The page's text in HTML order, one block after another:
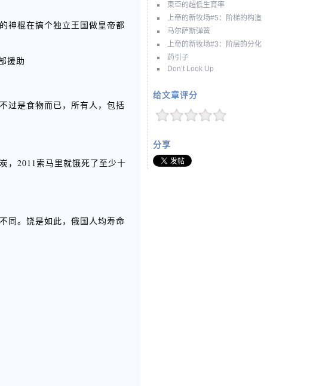
東亞的超低生育率
上帝的新牧场#5：阶梯的构造
马尔萨斯弹簧
上帝的新牧场#3：阶层的分化
药引子
Don’t Look Up
给文章评分
分享
神棍在搞个独立王国做皇帝都
援助
过是食物而已，所有人，包括
，2011索马里就饿死了至少十
同。饶是如此，俄国人均寿命